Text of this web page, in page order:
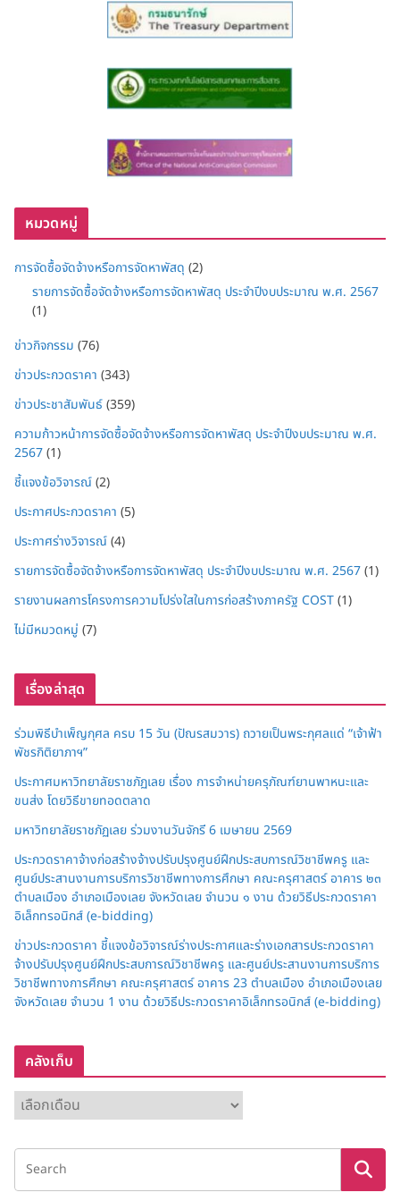
หมวดหมู่
การจัดซื้อจัดจ้างหรือการจัดหาพัสดุ (2)
รายการจัดซื้อจัดจ้างหรือการจัดหาพัสดุ ประจำปีงบประมาณ พ.ศ. 2567
(1)
ข่าวกิจกรรม (76)
ข่าวประกวดราคา (343)
ข่าวประชาสัมพันธ์(359)
ความก้าวหน้าการจัดซื้อจัดจ้างหรือการจัดหาพัสดุ ประจำปีงบประมาณ พ.ศ.
2567(1)
ชี้แจงข้อวิจารณ์(2)
ประกาศประกวดราคา (5)
ประกาศร่างวิจารณ์(4)
รายการจัดซื้อจัดจ้างหรือการจัดหาพัสดุ ประจำปีงบประมาณ พ.ศ. 2567(1)
รายงานผลการโครงการความโปร่งใสในการก่อสร้างภาครัฐ COST(1)
ไม่มีหมวดหมู่ (7)
เรื่องล่าสุด
ร่วมพิธีบำเพ็ญกุศล ครบ 15 วัน (ปัณรสมวาร) ถวายเป็นพระกุศลแด่ “เจ้าฟ้า
พัชรกิติยาภาฯ”
ประกาศมหาวิทยาลัยราชภัฏเลย เรื่อง การจำหน่ายครุภัณฑ์ยานพาหนะและ
ขนส่ง โดยวิธีขายทอดตลาด
มหาวิทยาลัยราชภัฏเลย ร่วมงานวันจักรี 6 เมษายน 2569
ประกวดราคาจ้างก่อสร้างจ้างปรับปรุงศูนย์ฝึกประสบการณ์วิชาชีพครู และ
ศูนย์ประสานงานการบริการวิชาชีพทางการศึกษา คณะครุศาสตร์ อาคาร ๒๓
ตำบลเมือง อำเภอเมืองเลย จังหวัดเลย จำนวน ๑ งาน ด้วยวิธีประกวดราคา
อิเล็กทรอนิกส์ (e-bidding)
ข่าวประกวดราคา ชี้แจงข้อวิจารณ์ร่างประกาศและร่างเอกสารประกวดราคา
จ้างปรับปรุงศูนย์ฝึกประสบการณ์วิชาชีพครู และศูนย์ประสานงานการบริการ
วิชาชีพทางการศึกษา คณะครุศาสตร์ อาคาร 23 ตำบลเมือง อำเภอเมืองเลย
จังหวัดเลย จำนวน 1 งาน ด้วยวิธีประกวดราคาอิเล็กทรอนิกส์ (e-bidding)
คลังเก็บ
ลั
ง
ก็